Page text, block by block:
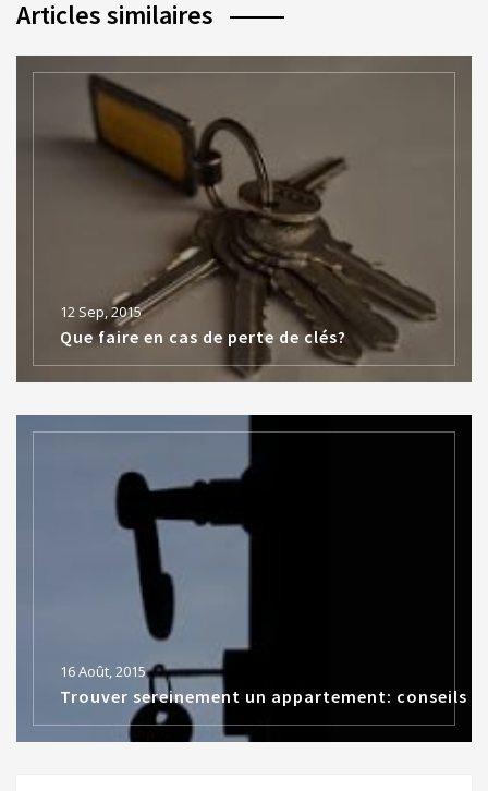
Articles similaires
12 Sep, 2015
Que faire en cas de perte de clés?
16 Août, 2015
Trouver sereinement un appartement: conseils